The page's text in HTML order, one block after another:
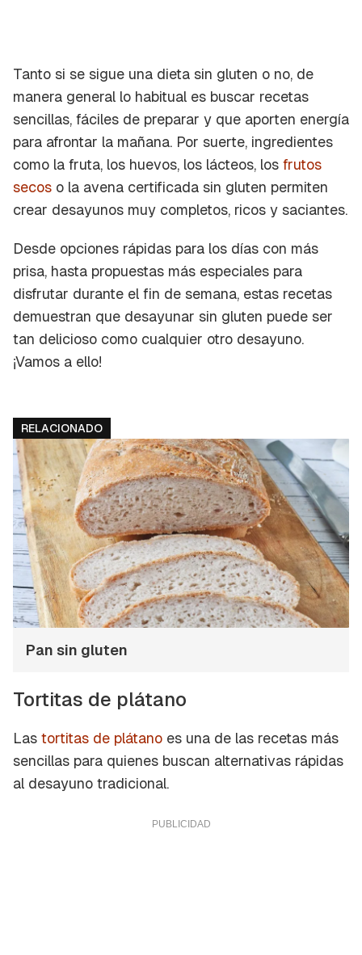
Tanto si se sigue una dieta sin gluten o no, de
manera general lo habitual es buscar recetas
sencillas, fáciles de preparar y que aporten energía
para afrontar la mañana. Por suerte, ingredientes
como la fruta, los huevos, los lácteos, los frutos
secos o la avena certificada sin gluten permiten
crear desayunos muy completos, ricos y saciantes.
Desde opciones rápidas para los días con más
prisa, hasta propuestas más especiales para
disfrutar durante el fin de semana, estas recetas
demuestran que desayunar sin gluten puede ser
tan delicioso como cualquier otro desayuno.
¡Vamos a ello!
RELACIONADO
Pan sin gluten
Tortitas de plátano
Las tortitas de plátano es una de las recetas más
sencillas para quienes buscan alternativas rápidas
al desayuno tradicional.